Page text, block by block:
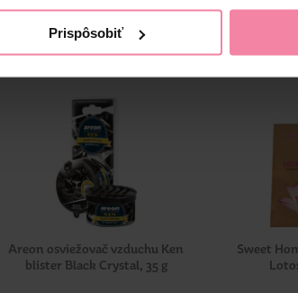
Prispôsobiť
Areon osviežovač vzduchu Ken
blister Black Crystal, 35 g
Sweet